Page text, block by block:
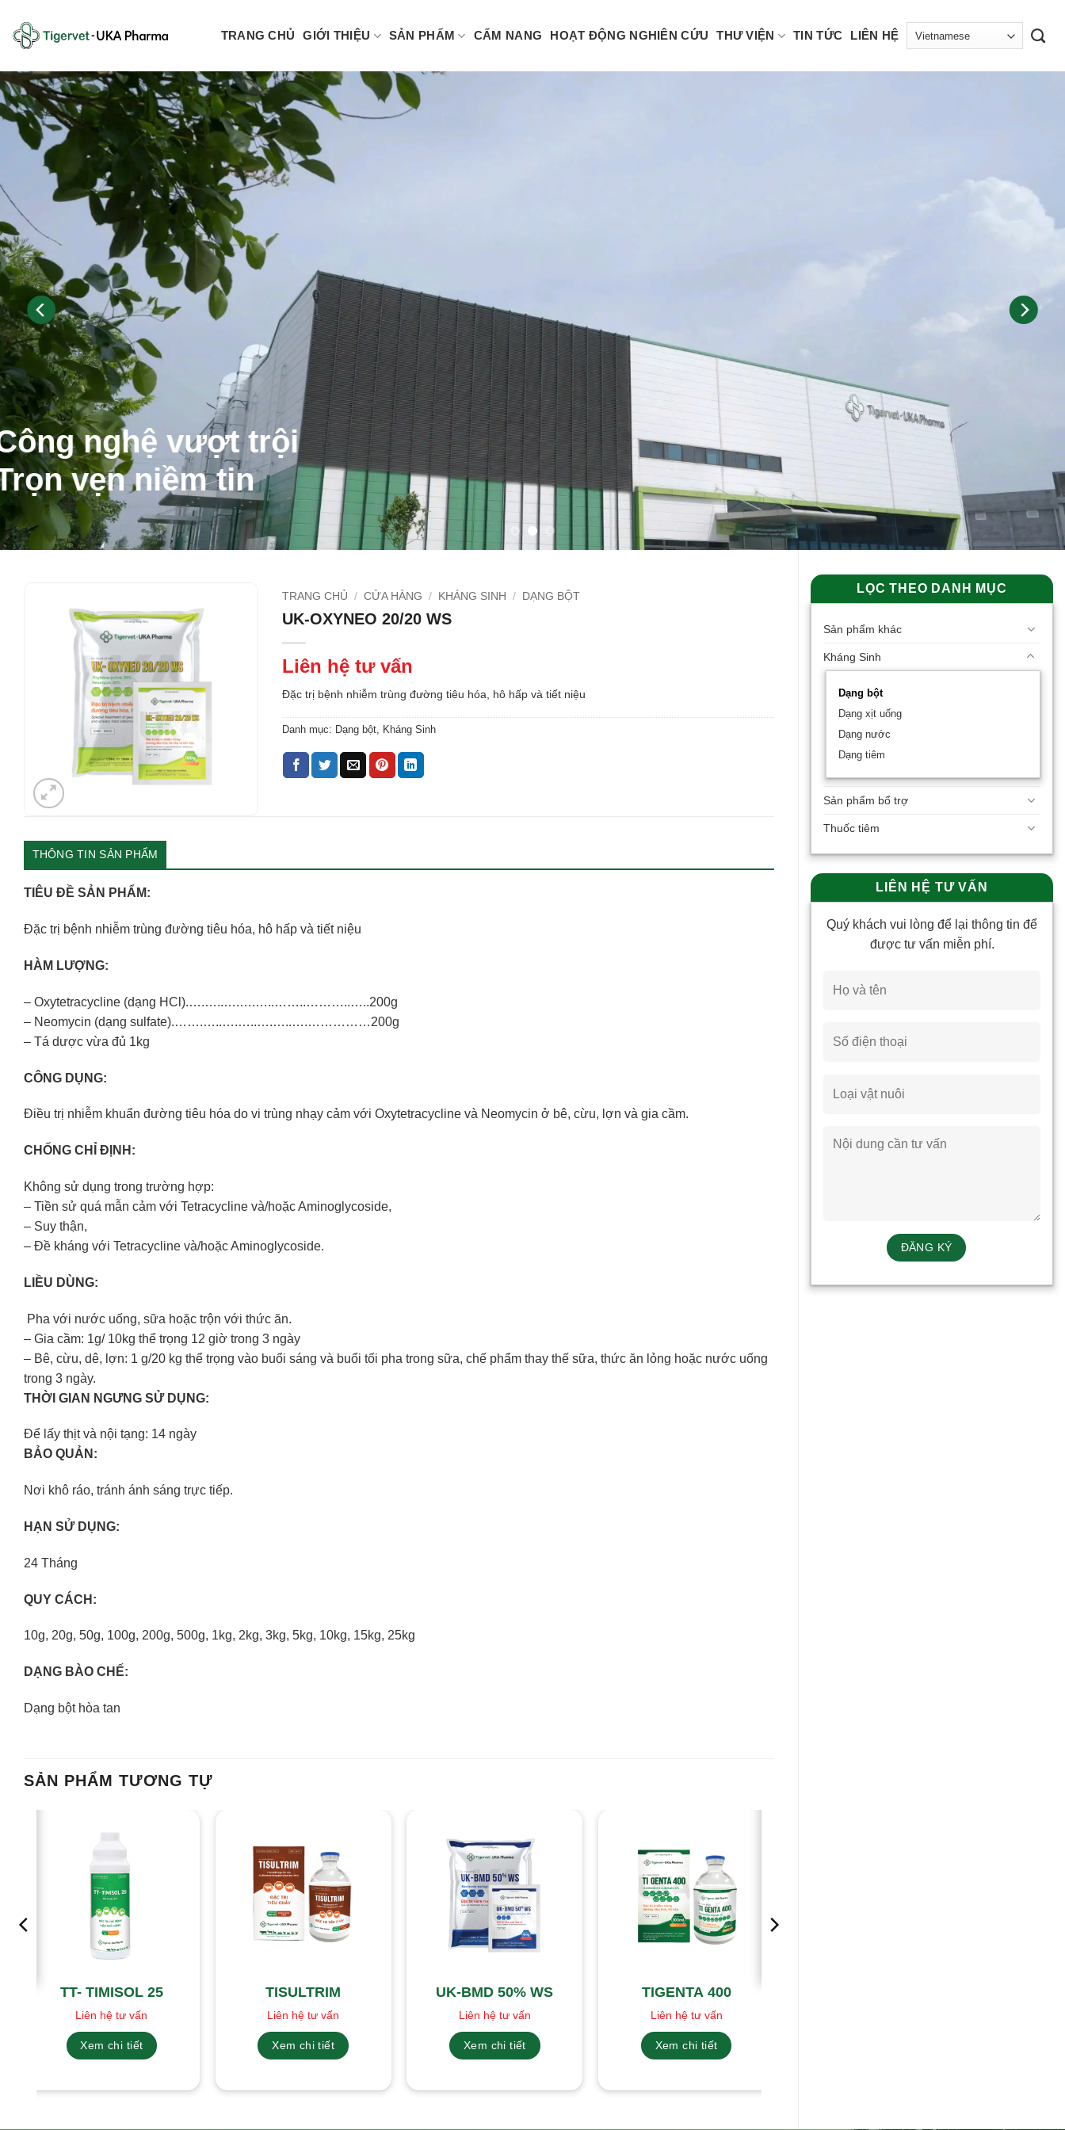
qua
dung
TRANG CHỦ GIỚI THIỆU SẢN PHẨM CẨM NANG HOẠT ĐỘNG NGHIÊN CỨU THƯ VIỆN TIN TỨC LIÊN HỆ
Công nghệ vượt trội
Trọn vẹn niềm tin
LỌC THEO DANH MỤC
Sản phẩm khác
Kháng Sinh
Dạng bột
Dạng xịt uống
Dạng nước
Dạng tiêm
Sản phẩm bổ trợ
Thuốc tiêm
LIÊN HỆ TƯ VẤN
Quý khách vui lòng để lại thông tin để
được tư vấn miễn phí.
TRANG CHỦ / CỬA HÀNG / KHÁNG SINH / DẠNG BỘT
UK-OXYNEO 20/20 WS
Liên hệ tư vấn
Đặc trị bệnh nhiễm trùng đường tiêu hóa, hô hấp và tiết niệu
Danh mục: Dạng bột, Kháng Sinh
THÔNG TIN SẢN PHẨM
TIÊU ĐỀ SẢN PHẨM:
Đặc trị bệnh nhiễm trùng đường tiêu hóa, hô hấp và tiết niệu
HÀM LƯỢNG:
– Oxytetracycline (dạng HCl).….…..….….…..……..………..…..200g
– Neomycin (dạng sulfate).…….…..….…..….…..….……………200g
– Tá dược vừa đủ 1kg
CÔNG DỤNG:
Điều trị nhiễm khuẩn đường tiêu hóa do vi trùng nhạy cảm với Oxytetracycline và Neomycin ở bê, cừu, lợn và gia cầm.
CHỐNG CHỈ ĐỊNH:
Không sử dụng trong trường hợp:
– Tiền sử quá mẫn cảm với Tetracycline và/hoặc Aminoglycoside,
– Suy thận,
– Đề kháng với Tetracycline và/hoặc Aminoglycoside.
LIỀU DÙNG:
Pha với nước uống, sữa hoặc trộn với thức ăn.
– Gia cầm: 1g/ 10kg thể trọng 12 giờ trong 3 ngày
– Bê, cừu, dê, lợn: 1 g/20 kg thể trọng vào buổi sáng và buổi tối pha trong sữa, chế phẩm thay thế sữa, thức ăn lỏng hoặc nước uống
trong 3 ngày.
THỜI GIAN NGƯNG SỬ DỤNG:
Để lấy thịt và nội tạng: 14 ngày
BẢO QUẢN:
Nơi khô ráo, tránh ánh sáng trực tiếp.
HẠN SỬ DỤNG:
24 Tháng
QUY CÁCH:
10g, 20g, 50g, 100g, 200g, 500g, 1kg, 2kg, 3kg, 5kg, 10kg, 15kg, 25kg
DẠNG BÀO CHẾ:
Dạng bột hòa tan
SẢN PHẨM TƯƠNG TỰ
TT- TIMISOL 25
Liên hệ tư vấn
Xem chi tiết
TISULTRIM
Liên hệ tư vấn
Xem chi tiết
UK-BMD 50% WS
Liên hệ tư vấn
Xem chi tiết
TIGENTA 400
Liên hệ tư vấn
Xem chi tiết